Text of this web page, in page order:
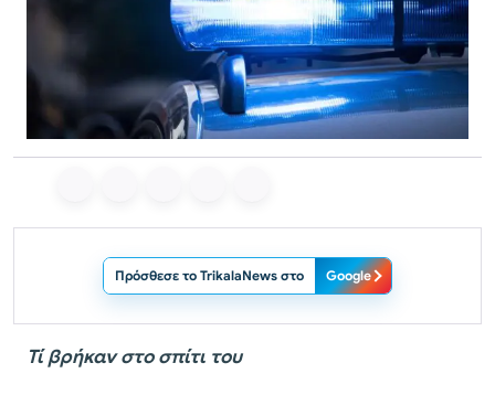
Πρόσθεσε το TrikalaNews στο Google
Τί βρήκαν στο σπίτι του